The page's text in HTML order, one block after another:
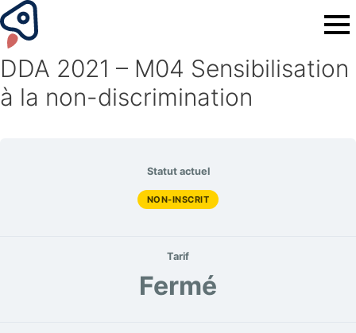
DDA 2021 – M04 Sensibilisation
à la non-discrimination
Statut actuel
NON-INSCRIT
Tarif
Fermé